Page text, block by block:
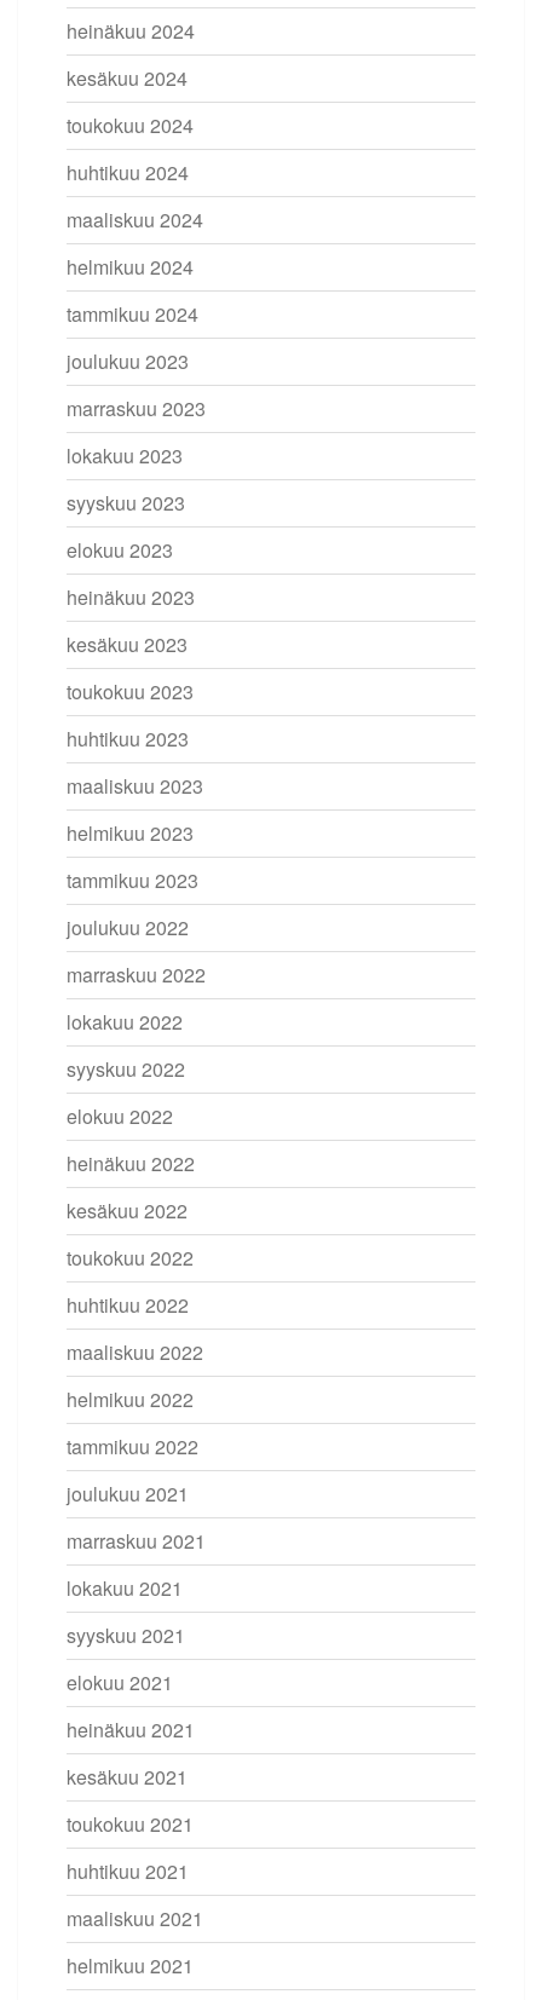
heinäkuu 2024
kesäkuu 2024
toukokuu 2024
huhtikuu 2024
maaliskuu 2024
helmikuu 2024
tammikuu 2024
joulukuu 2023
marraskuu 2023
lokakuu 2023
syyskuu 2023
elokuu 2023
heinäkuu 2023
kesäkuu 2023
toukokuu 2023
huhtikuu 2023
maaliskuu 2023
helmikuu 2023
tammikuu 2023
joulukuu 2022
marraskuu 2022
lokakuu 2022
syyskuu 2022
elokuu 2022
heinäkuu 2022
kesäkuu 2022
toukokuu 2022
huhtikuu 2022
maaliskuu 2022
helmikuu 2022
tammikuu 2022
joulukuu 2021
marraskuu 2021
lokakuu 2021
syyskuu 2021
elokuu 2021
heinäkuu 2021
kesäkuu 2021
toukokuu 2021
huhtikuu 2021
maaliskuu 2021
helmikuu 2021